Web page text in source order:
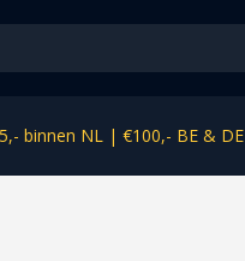
binnen NL | €100,- BE & DE